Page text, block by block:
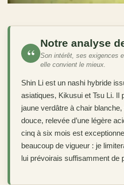
“
Notre analyse
Son intérêt, ses exigences
elle convient le mieux.
Shin Li est un nashi hybride
asiatiques, Kikusui et Tsu Li. Il
jaune verdâtre à chair
douce, relevée d’une légère
cinq à six mois est
beaucoup de vigueur : je
lui prévoirais suffisamment de